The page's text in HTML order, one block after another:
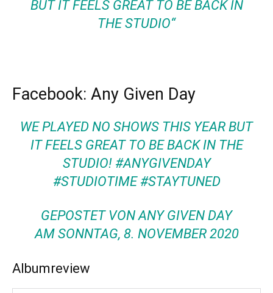
BUT IT FEELS GREAT TO BE BACK IN
THE STUDIO“
Facebook: Any Given Day
WE PLAYED NO SHOWS THIS YEAR BUT
IT FEELS GREAT TO BE BACK IN THE
STUDIO! #ANYGIVENDAY
#STUDIOTIME #STAYTUNED
GEPOSTET VONANY GIVEN DAY
AM SONNTAG, 8. NOVEMBER 2020
Albumreview